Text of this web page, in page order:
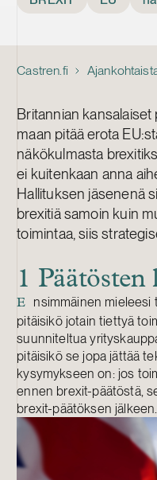
Castren.fi
Britannian
maan pitää erota
näkökulmasta
ei kuitenkaan anna
Hallituksen jäsenenä
brexitiä samoin kuin
toimintaa, siis
1
E
nsimmäinen mieleesi
pitäisikö jotain tiettyä
suunniteltua
pitäisikö se jopa jättää
kysymykseen on: jos
ennen brexit-päätöstä,
brexit-päätöksen jälkeen.